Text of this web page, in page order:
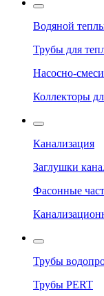
Водяной
Трубы для
Насосно-
Коллекторы
Канализация
Заглушки
Фасонные
Трубы
Трубы PERT